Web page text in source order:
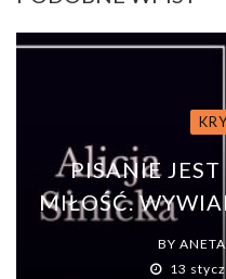
PISANIE
MIŁOŚĆ.
BY
13